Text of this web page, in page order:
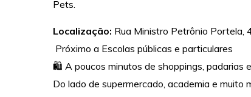
Pets.
Localização: Rua Ministro Petrônio Portela,
Próximo a Escolas públicas e particulares
🛍️ A poucos minutos de shoppings, padarias
Do lado de supermercado, academia e muito